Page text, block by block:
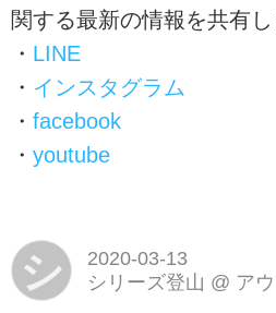
関する最新の情報を共有し
・ LINE
・ インスタグラム
・ facebook
・ youtube
シ
2020-03-13
シリーズ登山 @ ア